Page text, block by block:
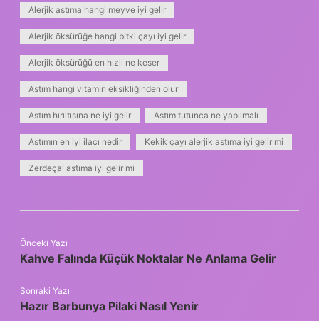
Alerjik astıma hangi meyve iyi gelir
Alerjik öksürüğe hangi bitki çayı iyi gelir
Alerjik öksürüğü en hızlı ne keser
Astım hangi vitamin eksikliğinden olur
Astım hırıltısına ne iyi gelir Astım tutunca ne yapılmalı
Astımın en iyi ilacı nedir Kekik çayı alerjik astıma iyi gelir mi
Zerdeçal astıma iyi gelir mi
Önceki Yazı
Kahve Falında Küçük Noktalar Ne Anlama Gelir
Sonraki Yazı
Hazır Barbunya Pilaki Nasıl Yenir